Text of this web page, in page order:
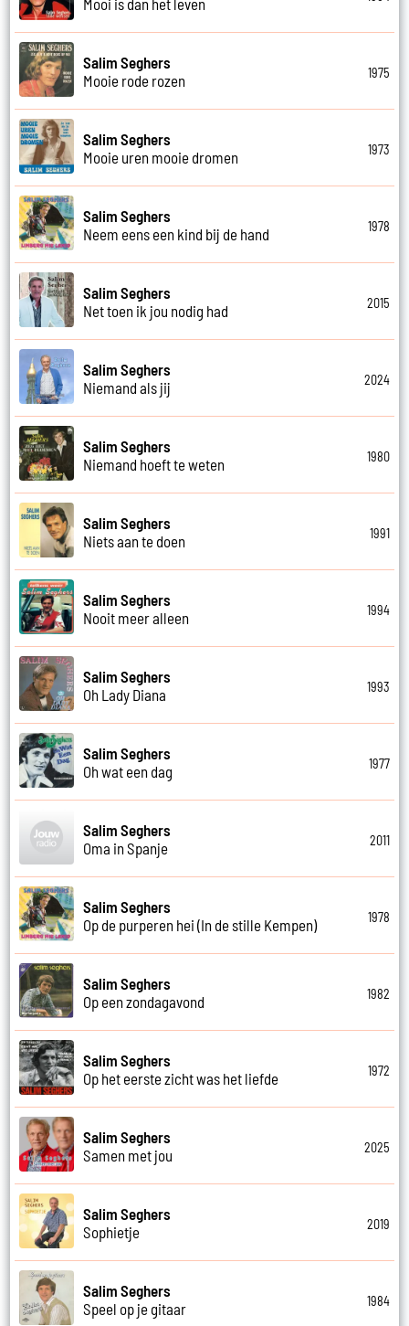
Salim Seghers
Mooie rode rozen
1975
Salim Seghers
Mooie uren mooie dromen
1973
Salim Seghers
Neem eens een kind bij de hand
1978
Salim Seghers
Net toen ik jou nodig had
2015
Salim Seghers
Niemand als jij
2024
Salim Seghers
Niemand hoeft te weten
1980
Salim Seghers
Niets aan te doen
1991
Salim Seghers
Nooit meer alleen
1994
Salim Seghers
Oh Lady Diana
1993
Salim Seghers
Oh wat een dag
1977
Salim Seghers
Oma in Spanje
2011
Salim Seghers
Op de purperen hei (In de stille Kempen)
1978
Salim Seghers
Op een zondagavond
1982
Salim Seghers
Op het eerste zicht was het liefde
1972
Salim Seghers
Samen met jou
2025
Salim Seghers
Sophietje
2019
Salim Seghers
Speel op je gitaar
1984